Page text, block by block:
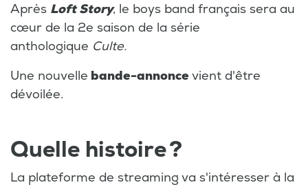
Après Loft Story, le boys band français sera au
cœur de la 2e saison de la série
anthologique Culte.
Une nouvelle bande-annoncevient d'être
dévoilée.
Quelle histoire ?
La plateforme de streaming va s'intéresser à la